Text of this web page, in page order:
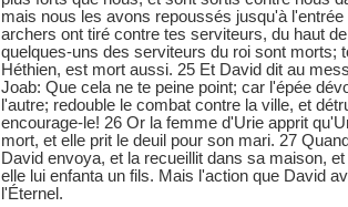
mais nous les avons repoussés jusqu'à
archers ont tiré contre tes serviteurs, du haut
quelques-uns des serviteurs du roi sont morts;
Héthien, est mort aussi. 25 Et David dit au
Joab: Que cela ne te peine point; car l'épée
l'autre; redouble le combat contre la ville, et
encourage-le! 26 Or la femme d'Urie apprit
mort, et elle prit le deuil pour son mari. 27
David envoya, et la recueillit dans sa maison,
elle lui enfanta un fils. Mais l'action que David
l'Éternel.